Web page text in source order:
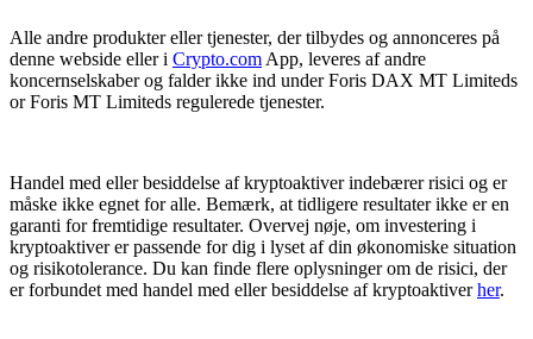
Alle andre produkter eller tjenester, der tilbydes og annonceres på
denne webside eller i Crypto.com App, leveres af andre
koncernselskaber og falder ikke ind under Foris DAX MT Limiteds
or Foris MT Limiteds regulerede tjenester.
Handel med eller besiddelse af kryptoaktiver indebærer risici og er
måske ikke egnet for alle. Bemærk, at tidligere resultater ikke er en
garanti for fremtidige resultater. Overvej nøje, om investering i
kryptoaktiver er passende for dig i lyset af din økonomiske situation
og risikotolerance. Du kan finde flere oplysninger om de risici, der
er forbundet med handel med eller besiddelse af kryptoaktiverher.